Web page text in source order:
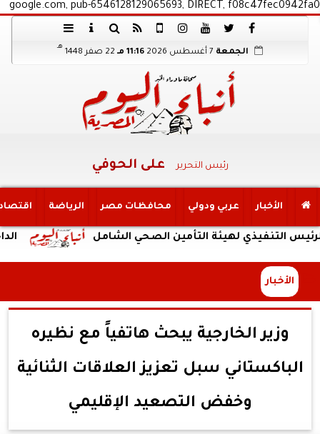
google.com, pub-6546128129065693, DIRECT, f08c47fec0942fa0
الجمعة 11:16 مـ 22 صفر 1448
هـ
رئيس التحرير على الحوفي
الأخبار عربي ودولي محافظات مصر الرياضة
الداخلية: لهيئة التأمين الصحي الشامل
الأخبار
وزير الخارجية يبحث هاتفياً مع نظيره
الباكستاني سبل تعزيز العلاقات الثنائية
وخفض التصعيد الإقليمي